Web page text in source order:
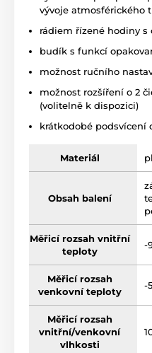
vývoje atmosférického
rádiem řízené hodiny s
budík s funkcí
možnost ručního
možnost rozšíření o 2
(volitelně k dispozici)
krátkodobé podsvícení
Materiál
Obsah balení
Měřicí rozsah vnitřní
teploty
-
Měřicí rozsah
venkovní teploty
-
Měřicí rozsah
vnitřní/venkovní
vlhkosti